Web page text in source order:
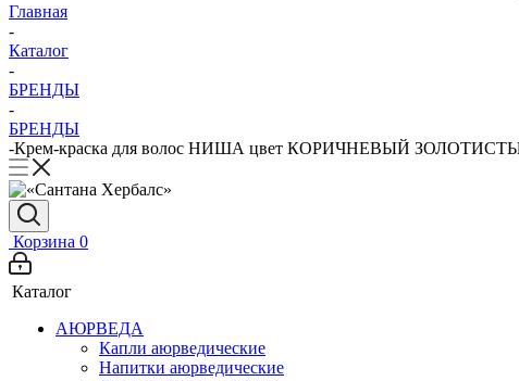
Главная
-
Каталог
-
БРЕНДЫ
-
БРЕНДЫ
-Крем-краска для волос НИША цвет КОРИЧНЕВЫЙ
Корзина 0
Каталог
АЮРВЕДА
Капли аюрведические
Напитки аюрведические